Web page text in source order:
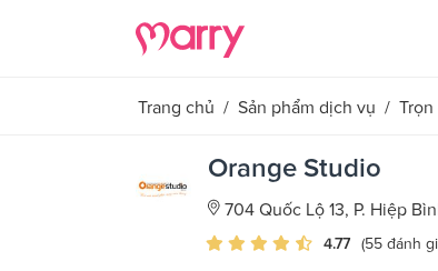
Trang chủ / Sản phẩm dịch vụ /
Orange Studio
704 Quốc Lộ 13, P. Hiệp
4.77 (55 đánh